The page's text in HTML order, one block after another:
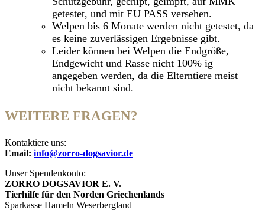
getestet, und mit EU PASS versehen.
Welpen bis 6 Monate werden nicht getestet, da
es keine zuverlässigen Ergebnisse gibt.
Leider können bei Welpen die Endgröße,
Endgewicht und Rasse nicht 100% ig
angegeben werden, da die Elterntiere meist
nicht bekannt sind.
WEITERE FRAGEN?
Kontaktiere uns:
Email: info@zorro-dogsavior.de
Unser Spendenkonto:
ZORRO DOGSAVIOR E. V.
Tierhilfe für den Norden Griechenlands
Sparkasse Hameln Weserbergland